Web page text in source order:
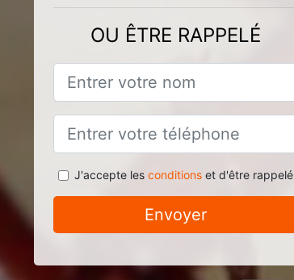
OU ÊTRE RAPPELÉ
J'accepte les conditionset d'être rappelé
Envoyer